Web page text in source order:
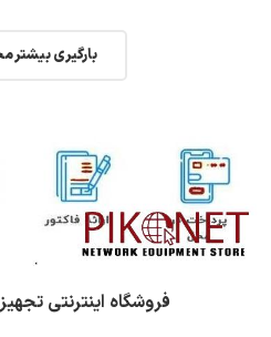
بارگیری بیشتر
فروشگاه اینترنتی